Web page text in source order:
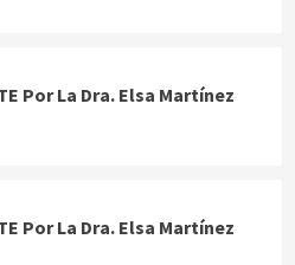
Por La Dra. Elsa Martínez
Por La Dra. Elsa Martínez